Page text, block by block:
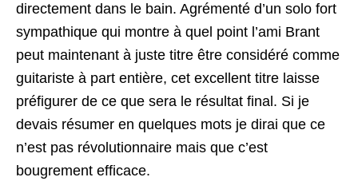
directement dans le bain. Agrémenté d’un solo fort
sympathique qui montre à quel point l’ami Brant
peut maintenant à juste titre être considéré comme
guitariste à part entière, cet excellent titre laisse
préfigurer de ce que sera le résultat final. Si je
devais résumer en quelques mots je dirai que ce
n’est pas révolutionnaire mais que c’est
bougrement efficace.